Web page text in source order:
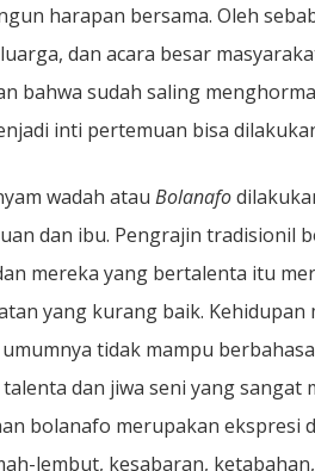
harapan bersama. Oleh
dan acara besar
bahwa sudah saling
inti pertemuan bisa
wadah atau Bolanafo
dan ibu. Pengrajin tradisionil
mereka yang bertalenta itu
yang kurang baik.
tidak mampu
dan jiwa seni yang
bolanafo merupakan ekspresi
lembut, kesabaran,